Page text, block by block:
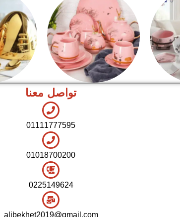
01111777595
01018700200
0225149624
تواصل معنا
alibekhet2019@gmail.com